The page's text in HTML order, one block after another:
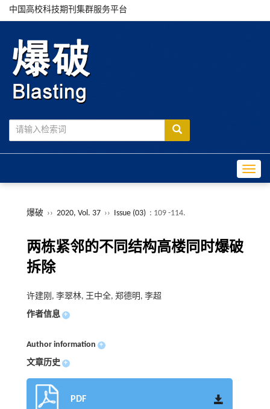
中国高校科技期刊集群服务平台
爆破 ›› 2020, Vol. 37 ›› Issue (03) : 109 -114.
两栋紧邻的不同结构高楼同时爆破
拆除
许建刚, 李翠林, 王中全, 郑德明, 李超
作者信息 +
Author information +
文章历史 +
PDF